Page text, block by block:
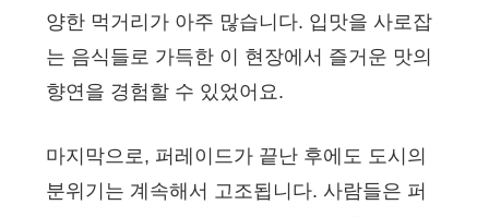
양한 먹거리가 아주 많습니다. 입맛을 사로잡
는 음식들로 가득한 이 현장에서 즐거운 맛의
향연을 경험할 수 있었어요.
마지막으로, 퍼레이드가 끝난 후에도 도시의
분위기는 계속해서 고조됩니다. 사람들은 퍼